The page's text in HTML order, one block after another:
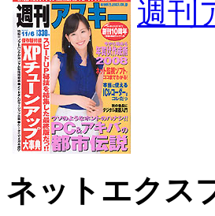
週刊
ネットエクス